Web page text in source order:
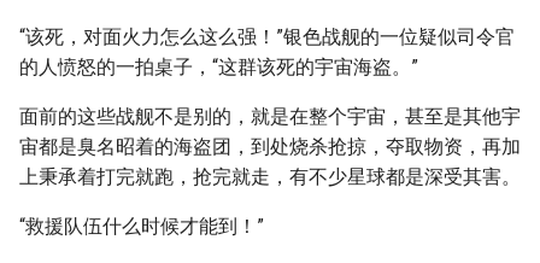
“该死，对面火力怎么这么强！”银色战舰的一位疑似司令官
的人愤怒的一拍桌子，“这群该死的宇宙海盗。”
面前的这些战舰不是别的，就是在整个宇宙，甚至是其他宇
宙都是臭名昭着的海盗团，到处烧杀抢掠，夺取物资，再加
上秉承着打完就跑，抢完就走，有不少星球都是深受其害。
“救援队伍什么时候才能到！”